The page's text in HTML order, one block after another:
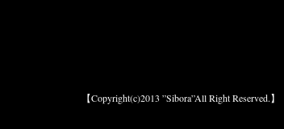
【Copyright(c)2013 ”Sibora”All Right Reserved.】